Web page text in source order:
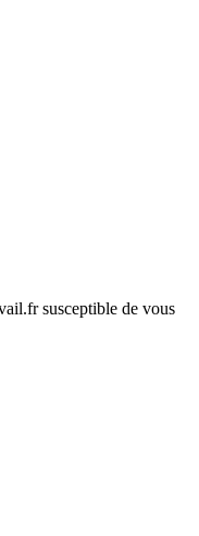
susceptible de vous